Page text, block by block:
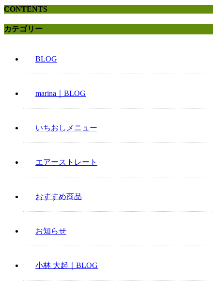
CONTENTS
カテゴリー
BLOG
marina｜BLOG
いちおしメニュー
エアーストレート
おすすめ商品
お知らせ
小林 大起｜BLOG